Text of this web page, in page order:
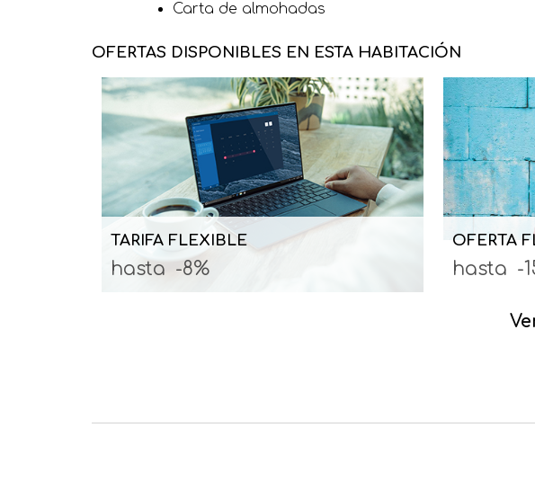
Carta de almohadas
OFERTAS DISPONIBLES EN ESTA HABITACIÓN
TARIFA FLEXIBLE
hasta -8%
OFERTA
hasta -